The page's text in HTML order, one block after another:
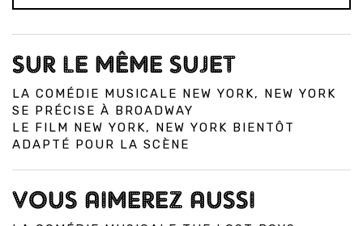
SUR LE MÊME SUJET
LA COMÉDIE MUSICALE NEW YORK, NEW YORK
SE PRÉCISE À BROADWAY
LE FILM NEW YORK, NEW YORK BIENTÔT
ADAPTÉ POUR LA SCÈNE
VOUS AIMEREZ AUSSI